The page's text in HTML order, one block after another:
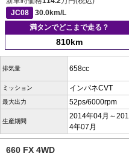
JC08
30.0km/L
満タンでどこまで走る？
810km
排気量 658cc
ミッション インパネCVT
最大出力 52ps/6000rpm
生産期間
2014年04月～201
4年07月
660 FX 4WD